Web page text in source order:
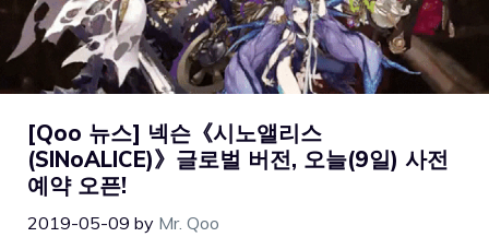
[Qoo 뉴스] 넥슨《시노앨리스
(SINoALICE)》글로벌 버전, 오늘(9일) 사전
예약 오픈!
2019-05-09 by Mr. Qoo